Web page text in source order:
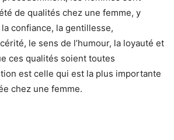
de qualités chez une femme, y
confiance, la gentillesse,
le sens de l’humour, la loyauté et
ces qualités soient toutes
est celle qui est la plus importante
chez une femme.